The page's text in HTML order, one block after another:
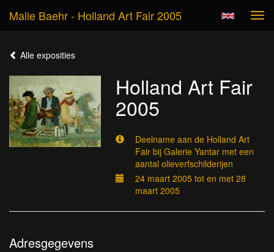
Malie Baehr - Holland Art Fair 2005
Alle exposities
Holland Art Fair
2005
Deelname aan de Holland Art
Fair bij Galerie Yantar met een
aantal olieverfschilderijen
24 maart 2005 tot en met 28
maart 2005
Adresgegevens